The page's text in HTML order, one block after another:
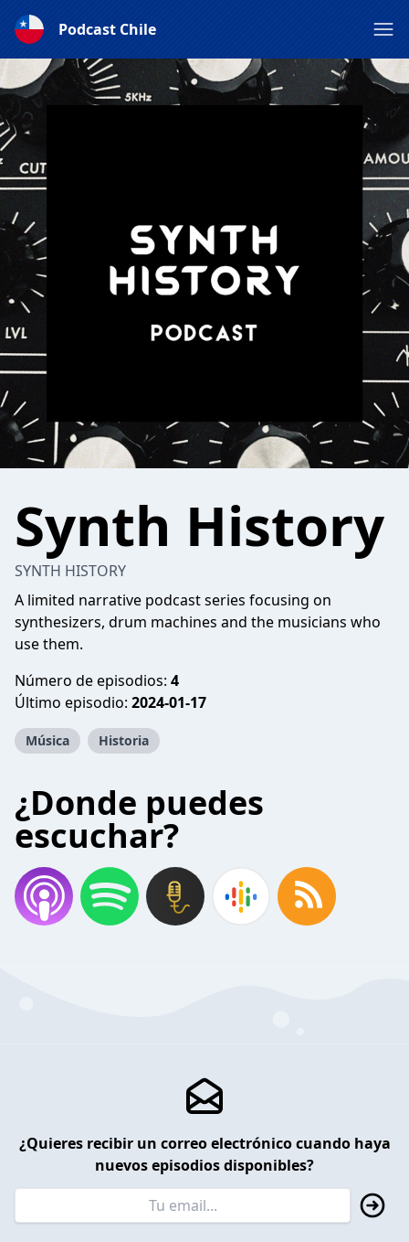
Podcast Chile
Synth History
SYNTH HISTORY
A limited narrative podcast series focusing on
synthesizers, drum machines and the musicians who
use them.
Número de episodios: 4
Último episodio: 2024-01-17
Música Historia
¿Donde puedes
escuchar?
¿Quieres recibir un correo electrónico cuando haya
nuevos episodios disponibles?